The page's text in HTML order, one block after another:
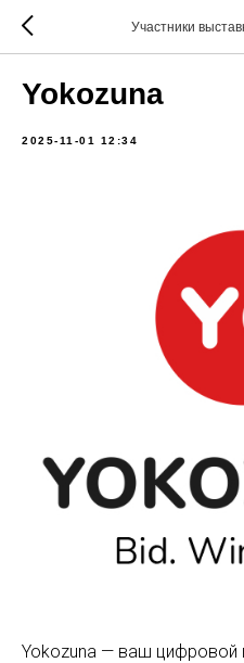
Участники
Yokozuna
2025-11-01 12:34
Yokozuna — ваш цифровой